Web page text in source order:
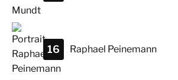
Raphael Peinemann
16